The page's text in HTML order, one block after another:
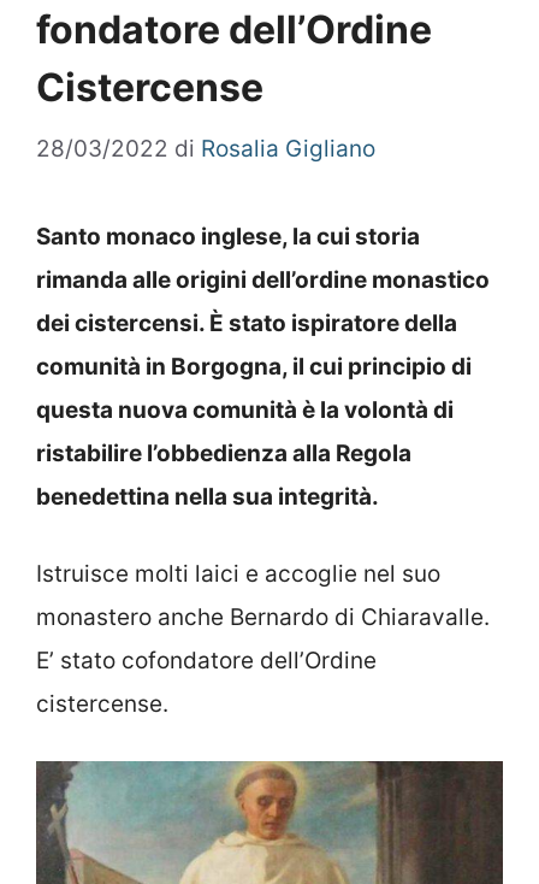
fondatore dell’Ordine
Cistercense
28/03/2022 di Rosalia Gigliano
Santo monaco inglese, la cui storia
rimanda alle origini dell’ordine monastico
dei cistercensi. È stato ispiratore della
comunità in Borgogna, il cui principio di
questa nuova comunità è la volontà di
ristabilire l’obbedienza alla Regola
benedettina nella sua integrità.
Istruisce molti laici e accoglie nel suo
monastero anche Bernardo di Chiaravalle.
E’ stato cofondatore dell’Ordine
cistercense.